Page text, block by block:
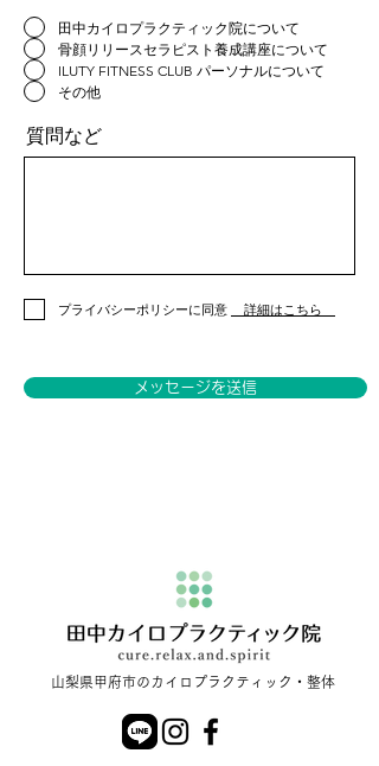
田中カイロプラクティック院について
骨顔リリースセラピスト養成講座について
ILUTY FITNESS CLUB パーソナルについて
その他
質問など
プライバシーポリシーに同意 詳細はこちら
メッセージを送信
​山梨県甲府市のカイロプラクティック・整体